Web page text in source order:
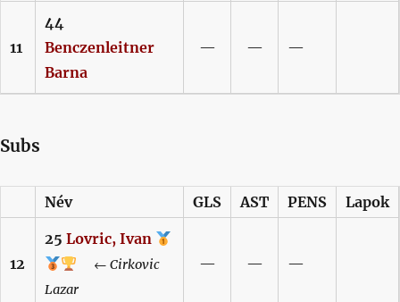
11
44
Benczenleitner
Barna
— — —
Subs
Név GLS AST PENS Lapok
12
25 Lovric, Ivan
←Cirkovic
Lazar
— — —